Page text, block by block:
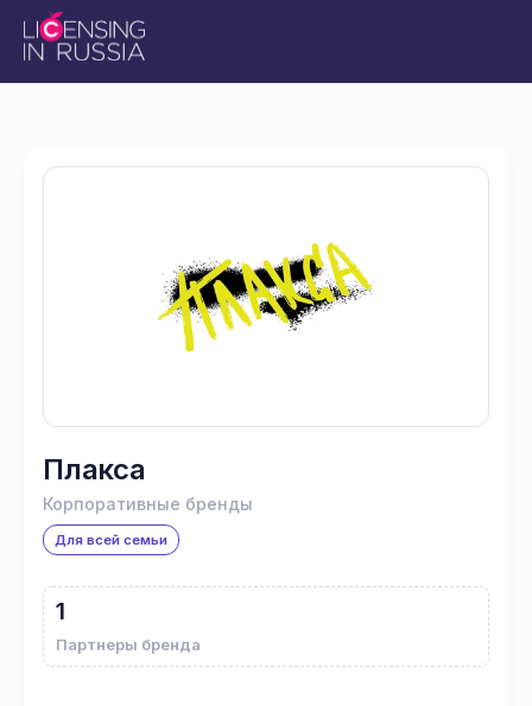
Плакса
Корпоративные бренды
Для всей семьи
1
Партнеры бренда